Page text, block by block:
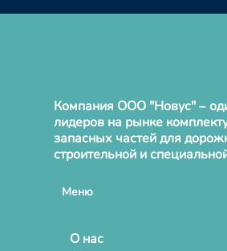
Компания ООО "Новус" –
лидеров на рынке
запасных частей для
строительной и
Меню
О нас